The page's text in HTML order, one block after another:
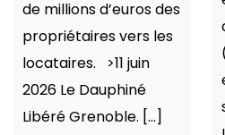
de millions d’euros des
propriétaires vers les
locataires. >11 juin
2026 Le Dauphiné
Libéré Grenoble. [...]